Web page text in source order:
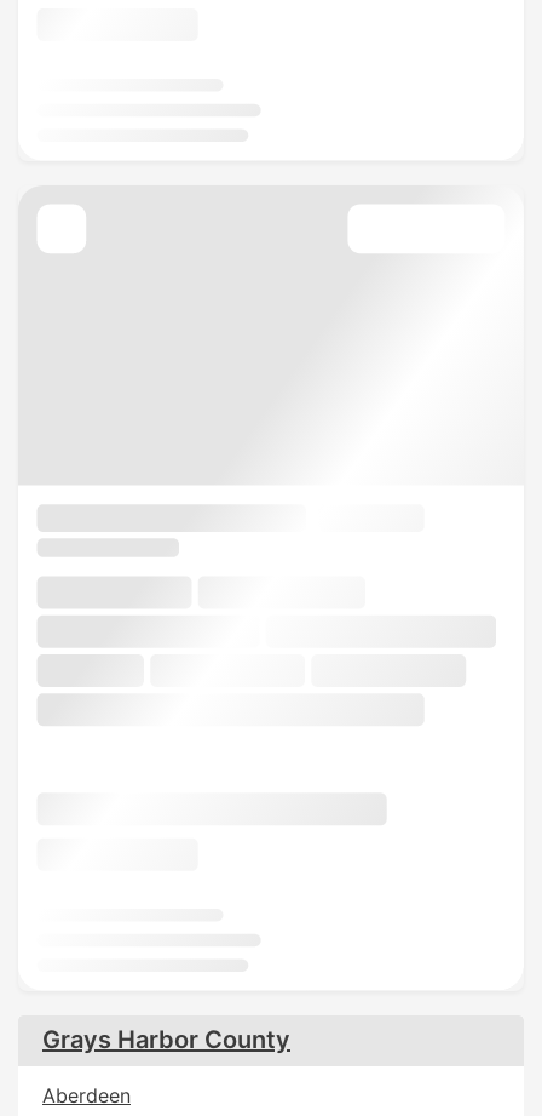
Grays Harbor County
Aberdeen